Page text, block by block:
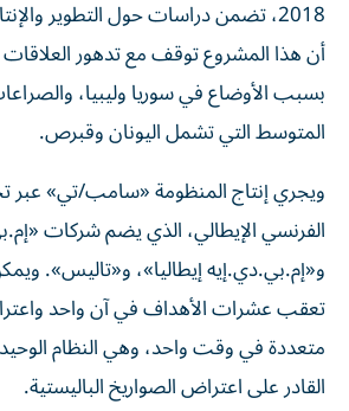
2018، تضمن دراسات حول التطوير
أن هذا المشروع توقف مع تدهور
بسبب الأوضاع في سوريا وليبيا،
المتوسط التي تشمل اليونان وقبرص.
ويجري إنتاج المنظومة «سامب/تي» عبر
‌الفرنسي الإيطالي، الذي يضم شركات
و«إم.بي.دي.إيه إيطاليا»، و«تاليس».
تعقب عشرات الأهداف في آن واحد
متعددة في وقت واحد، وهي النظام
القادر على اعتراض الصواريخ الباليستية.